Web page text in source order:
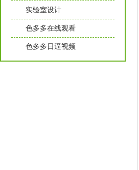
实验室设计
色多多在线观看
色多多日逼视频